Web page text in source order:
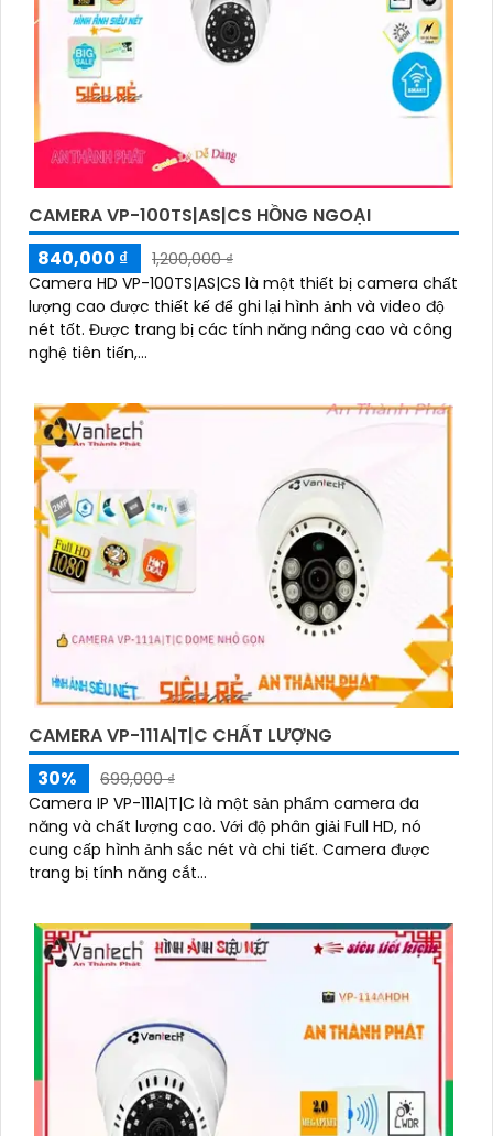
CAMERA VP-100TS|AS|CS HỒNG NGOẠI
840,000 ₫
1,200,000 ₫
Camera HD VP-100TS|AS|CS là một thiết bị camera chất
lượng cao được thiết kế để ghi lại hình ảnh và video độ
nét tốt. Được trang bị các tính năng nâng cao và công
nghệ tiên tiến,...
CAMERA VP-111A|T|C CHẤT LƯỢNG
30%
699,000 ₫
Camera IP VP-111A|T|C là một sản phẩm camera đa
năng và chất lượng cao. Với độ phân giải Full HD, nó
cung cấp hình ảnh sắc nét và chi tiết. Camera được
trang bị tính năng cắt...